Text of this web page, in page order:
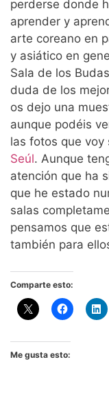
perderse donde
aprender y
arte coreano en
y asiático en
Sala de los
duda de los
os dejo una
aunque podéis
las fotos que voy
Seúl. Aunque
atención que ha
que he estado
salas
pensamos que
también para
Comparte esto:
Me gusta esto: